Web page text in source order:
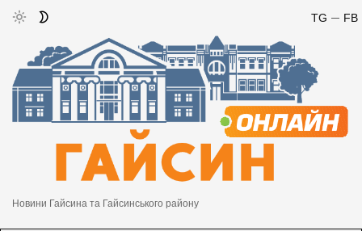
FB
TG
Новини Гайсина та Гайсинського району